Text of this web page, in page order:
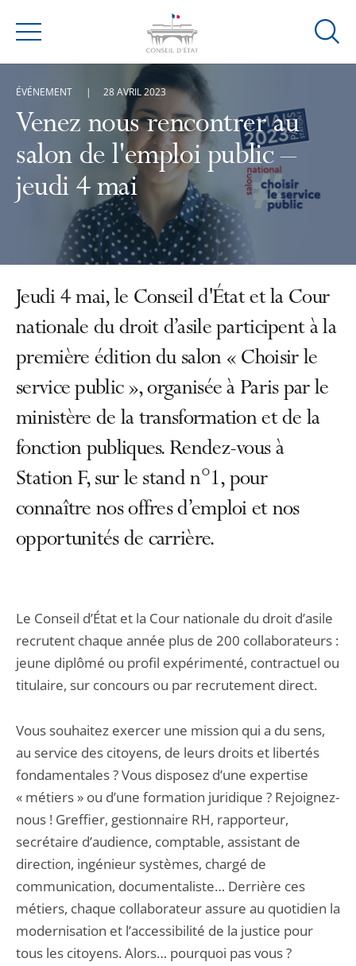
Menu
Ouvrir
Venez nous rencontrer au
salon de l'emploi public –
jeudi 4 mai
ÉVÉNEMENT 28 AVRIL 2023
Jeudi 4 mai, le Conseil d'État et la Cour
nationale du droit d’asile participent à la
première édition du salon « Choisir le
service public », organisée à Paris par le
ministère de la transformation et de la
fonction publiques. Rendez-vous à
Station F, sur le stand n°1, pour
connaître nos offres d’emploi et nos
opportunités de carrière.
Le Conseil d’État et la Cour nationale du droit d’asile
recrutent chaque année plus de 200 collaborateurs :
jeune diplômé ou profil expérimenté, contractuel ou
titulaire, sur concours ou par recrutement direct.
Vous souhaitez exercer une mission qui a du sens,
au service des citoyens, de leurs droits et libertés
fondamentales ? Vous disposez d’une expertise
« métiers » ou d’une formation juridique ? Rejoignez-
nous ! Greffier, gestionnaire RH, rapporteur,
secrétaire d’audience, comptable, assistant de
direction, ingénieur systèmes, chargé de
communication, documentaliste… Derrière ces
métiers, chaque collaborateur assure au quotidien la
modernisation et l’accessibilité de la justice pour
tous les citoyens. Alors… pourquoi pas vous ?